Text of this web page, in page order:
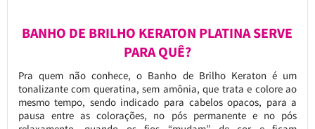
BANHO DE BRILHO KERATON PLATINA SERVE
PARA QUÊ?
Pra quem não conhece, o Banho de Brilho Keraton é um
tonalizante com queratina, sem amônia, que trata e colore ao
mesmo tempo, sendo indicado para cabelos opacos, para a
pausa entre as colorações, no pós permanente e no pós